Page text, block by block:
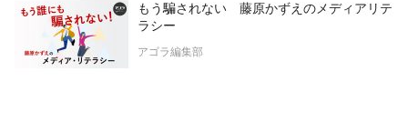
もう騙されない 藤原かずえのメディアリテ
ラシー
アゴラ編集部